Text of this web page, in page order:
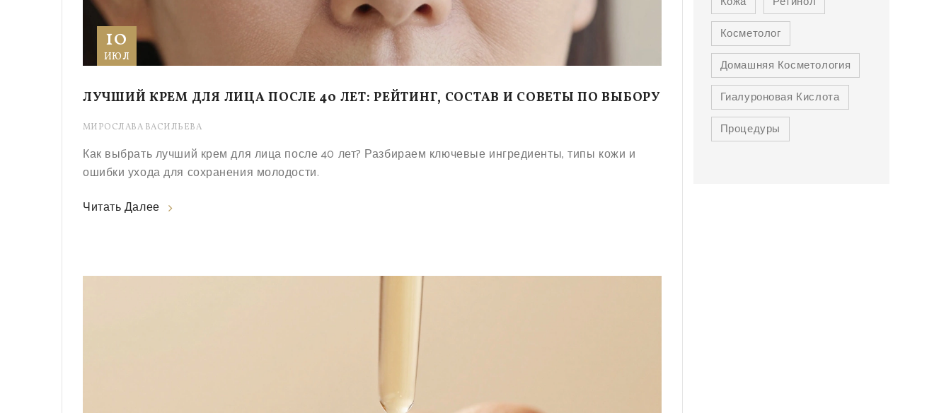
10
ИЮЛ
ЛУЧШИЙ КРЕМ ДЛЯ ЛИЦА ПОСЛЕ 40 ЛЕТ: РЕЙТИНГ, СОСТАВ И СОВЕТЫ ПО ВЫБОРУ
МИРОСЛАВА ВАСИЛЬЕВА
Как выбрать лучший крем для лица после 40 лет? Разбираем ключевые ингредиенты, типы кожи и
ошибки ухода для сохранения молодости.
Читать Далее
Косметолог
Домашняя Косметология
Гиалуроновая Кислота
Процедуры